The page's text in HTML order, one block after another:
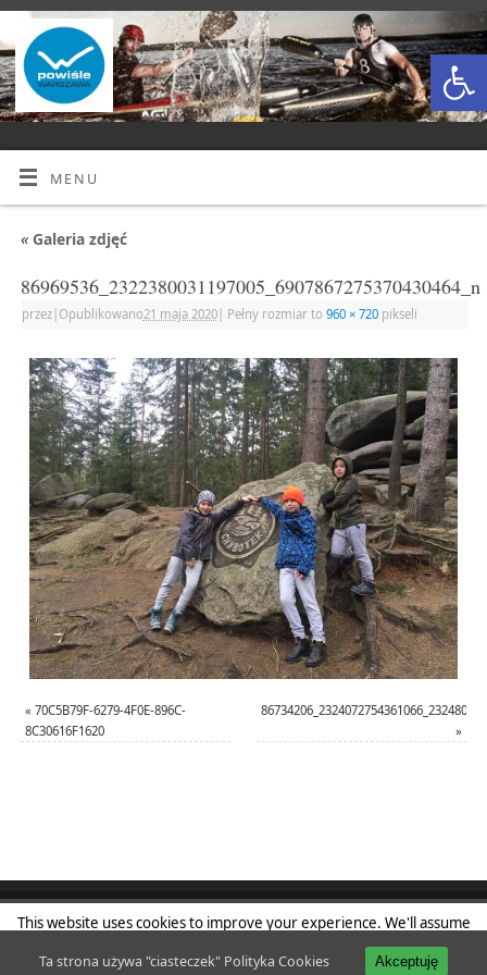
MENU
«Galeria zdjęć
86969536_2322380031197005_6907867275370430464_n
przez| Opublikowano21 maja 2020| Pełny rozmiar to 960 × 720pikseli
« 70C5B79F-6279-4F0E-896C-
8C30616F1620
»
This website uses cookies to improve your experience. We'll assume
Accept
Read
Ta strona używa "ciasteczek" Polityka Cookies Akceptuję